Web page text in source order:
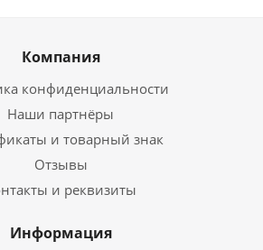
Компания
конфиденциальности
Наши партнёры
и товарный знак
Отзывы
и реквизиты
Информация